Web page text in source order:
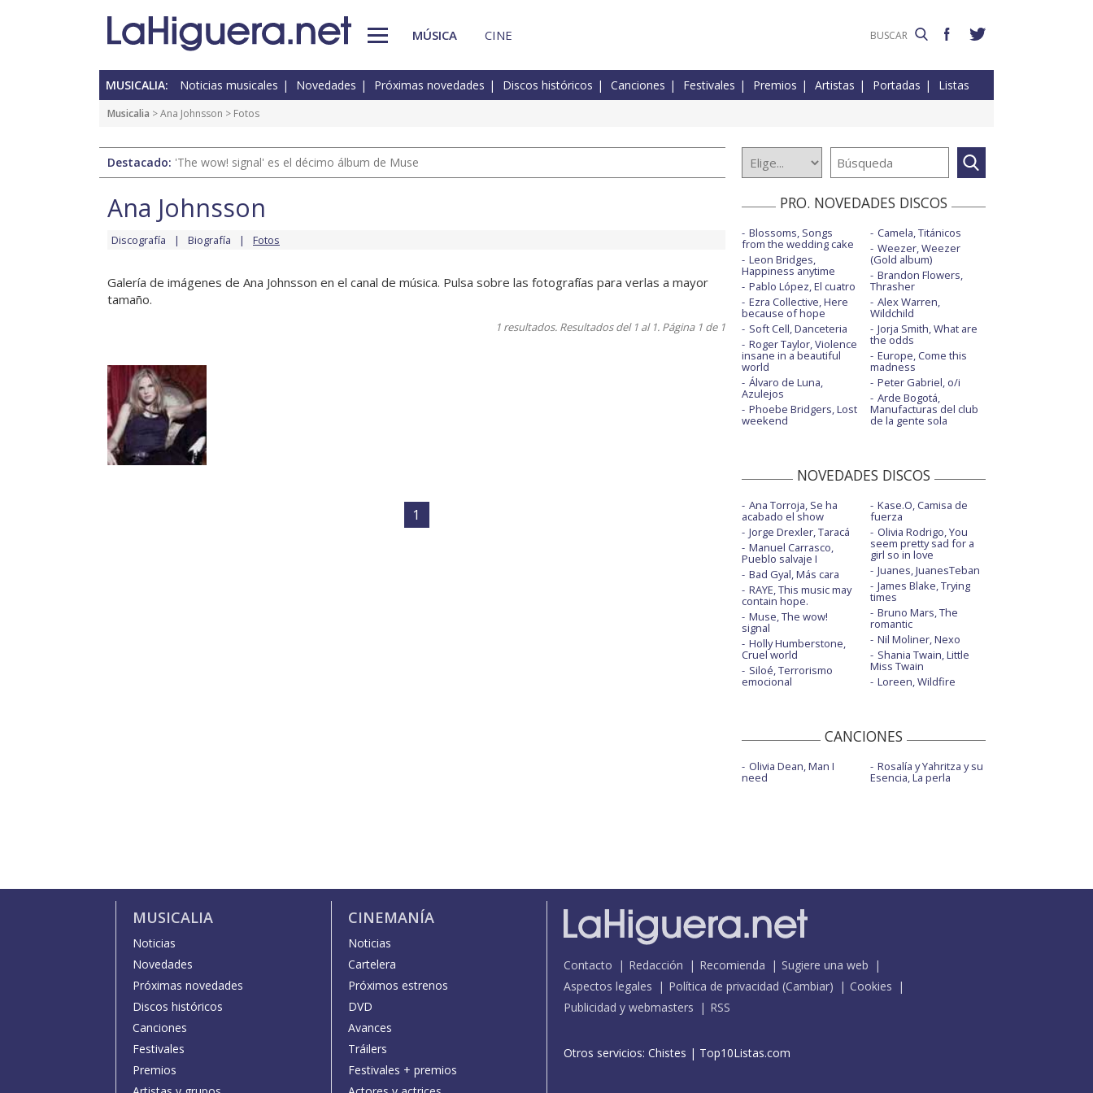
MÚSICA CINE
MUSICALIA: Noticias musicales Novedades Próximas novedades Discos históricos Canciones Festivales Premios Artistas Portadas Listas
Musicalia >Ana Johnsson > Fotos
Destacado: 'The wow! signal' es el décimo álbum de Muse
Ana Johnsson
Discografía Biografía Fotos
Galería de imágenes de Ana Johnsson en el canal de música. Pulsa sobre las fotografías para verlas a mayor
tamaño.
1 resultados. Resultados del 1 al 1. Página 1 de 1
1
PRO. NOVEDADES DISCOS
Blossoms, Songs
from the wedding cake
Leon Bridges,
Happiness anytime
Pablo López, El cuatro
Ezra Collective, Here
because of hope
Soft Cell, Danceteria
Roger Taylor, Violence
insane in a beautiful
world
Álvaro de Luna,
Azulejos
Phoebe Bridgers, Lost
weekend
Camela, Titánicos
Weezer, Weezer
(Gold album)
Brandon Flowers,
Thrasher
Alex Warren,
Wildchild
Jorja Smith, What are
the odds
Europe, Come this
madness
Peter Gabriel, o/i
Arde Bogotá,
Manufacturas del club
de la gente sola
NOVEDADES DISCOS
Ana Torroja, Se ha
acabado el show
Jorge Drexler, Taracá
Manuel Carrasco,
Pueblo salvaje I
Bad Gyal, Más cara
RAYE, This music may
contain hope.
Muse, The wow!
signal
Holly Humberstone,
Cruel world
Siloé, Terrorismo
emocional
Kase.O, Camisa de
fuerza
Olivia Rodrigo, You
seem pretty sad for a
girl so in love
Juanes, JuanesTeban
James Blake, Trying
times
Bruno Mars, The
romantic
Nil Moliner, Nexo
Shania Twain, Little
Miss Twain
Loreen, Wildfire
CANCIONES
Olivia Dean, Man I
need
Rosalía y Yahritza y su
Esencia, La perla
MUSICALIA
Noticias
Novedades
Próximas novedades
Discos históricos
Canciones
Festivales
Premios
CINEMANÍA
Noticias
Cartelera
Próximos estrenos
DVD
Avances
Tráilers
Festivales + premios
Contacto Redacción Recomienda
Sugiere una web
Aspectos legales
Política de privacidad (Cambiar)
Cookies
Publicidad y webmasters
RSS
Otros servicios: Chistes | Top10Listas.com